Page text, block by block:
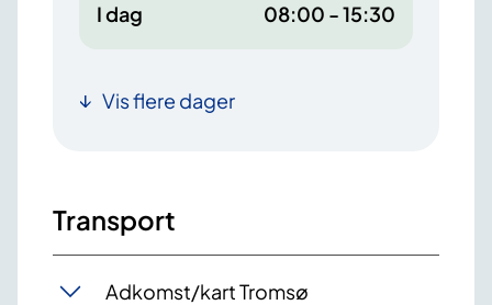
I dag 08:00 - 15:30
Vis flere dager
Transport
Adkomst/kart Tromsø